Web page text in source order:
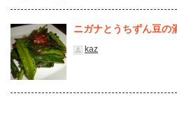
ニガナとうちずん豆の
kaz